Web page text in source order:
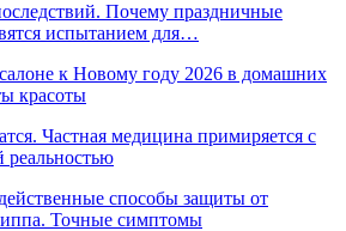
Почему праздничные
испытанием для…
к Новому году 2026 в домашних
красоты
Частная медицина примиряется с
способы защиты от
Точные симптомы